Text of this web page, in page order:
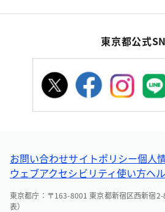
東京都公式
お問い合わせサイトポリシー個人
ウェブアクセシビリティ使い方ヘ
東京都庁：〒163-8001 東京都新宿区西新宿
表）